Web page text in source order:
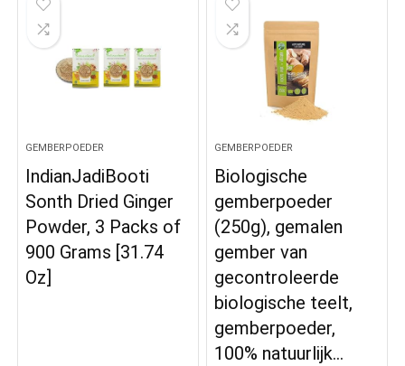
GEMBERPOEDER
IndianJadiBooti
Sonth Dried Ginger
Powder, 3 Packs of
900 Grams [31.74
Oz]
GEMBERPOEDER
Biologische
gemberpoeder
(250g), gemalen
gember van
gecontroleerde
biologische teelt,
gemberpoeder,
100% natuurlijk…